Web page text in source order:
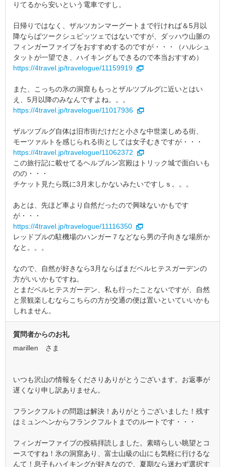
りてるから安いという電車ですし。
日帰りではなく、ザルツカンマーグートまで行ければ＆5月以
降ならばツークシュピッツェではないですが、ダッハウ山脈の
フィンガーファイブをおすすめするのですが・・・（ハルシュ
タットが一望でき、ハイキングもできるので本当おすすめ）
https://4travel.jp/travelogue/11159919
また、こっちの氷の洞窟ももっとザルツブルグに近いとはい
え、5月以降のみなんですよね。。。
https://4travel.jp/travelogue/11017936
ザルツブルグ自体は旧市街だけだと小さな中世楽しめる街、
モーツァルトを感じられる街としては女子むきですが・・・
https://4travel.jp/travelogue/11062372
この旅行記に載せてるヘルブルン宮殿はトリック城で面白いも
のの・・・
チケット見たら既に3月末しかないみたいですしｓ。。。
あとは、先ほど車より自然だったので興味ないかもです
が・・・
https://4travel.jp/travelogue/11116350
レッドブルの駐機場のハンガー７などなら男の子向きな場所か
なと。。。
なので、自然が好きなら3月ならばまだベルヒテスガーデンの
方がいいかもですね。
とまだベルヒテスガーデン、私も行ったことないですが、自然
と景観楽しむならこちらの方が交通の便は置いといていいかも
しれません。
質問者からのお礼
marillen さま
いつも沢山の情報をくださりありがとうございます。お返事が
遅くなり申し訳ありません。
フランクフルトの問題は解決！ありがとうございました！残す
はミュンヘンからフランクフルトまでのルートです・・・
フィンガーファイブの投稿拝読しました。素晴らしい眺望とコ
ースですね！氷の洞窟あり、富士山級の山にも気軽に行けるな
んて！息子もハイキングが好きなので、夏期なら迷わず選択す